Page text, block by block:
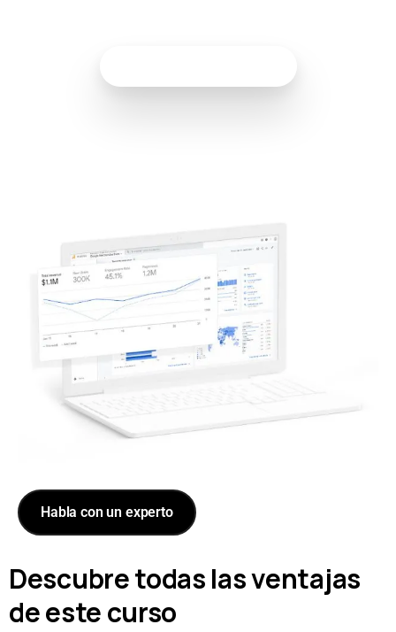
Habla con un experto
Descubre todas las ventajas
de este curso